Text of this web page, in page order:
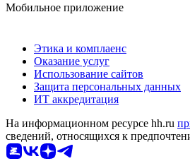
Мобильное приложение
Этика и комплаенс
Оказание услуг
Использование сайтов
Защита персональных данных
ИТ аккредитация
На информационном ресурсе hh.ru
сведений, относящихся к